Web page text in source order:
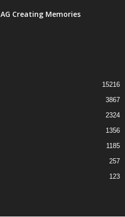
AG Creating Memories
15216
3867
2324
1356
1185
257
123